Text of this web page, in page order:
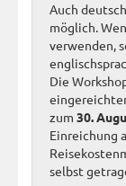
Auch
möglich.
verwenden,
Die
zum 30.
Einreichung
selbst